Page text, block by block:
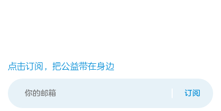
点击订阅，把公益带在身边
订阅